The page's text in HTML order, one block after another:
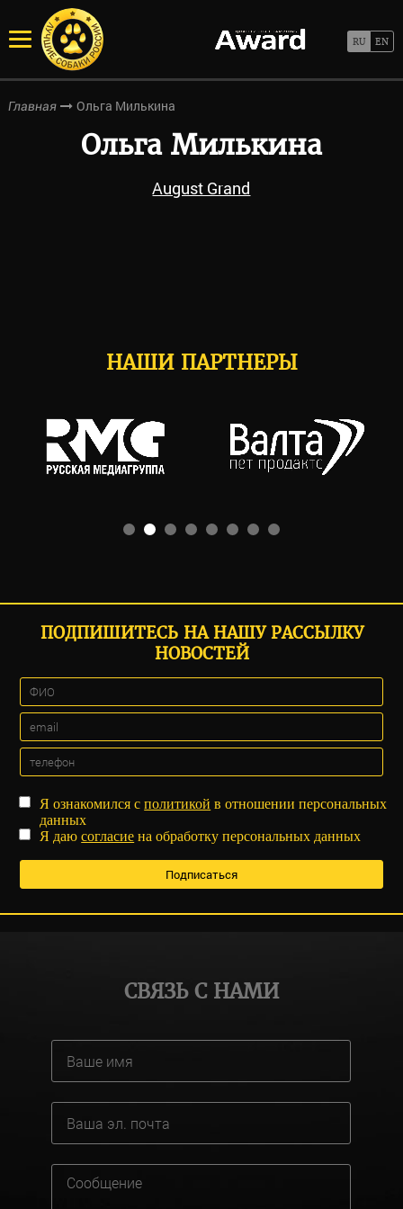
Главная Ольга Милькина
Ольга Милькина
August Grand
НАШИ ПАРТНЕРЫ
ПОДПИШИТЕСЬ НА НАШУ РАССЫЛКУ
НОВОСТЕЙ
Я ознакомился сполитикой в отношении персональных
данных
Я даюсогласие на обработку персональных данных
СВЯЗЬ С НАМИ